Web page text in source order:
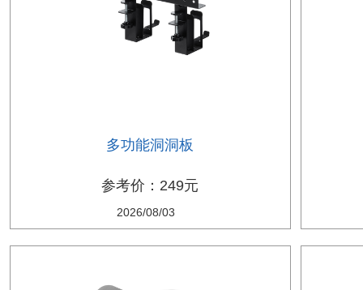
多功能洞洞板
参考价：249元
2026/08/03